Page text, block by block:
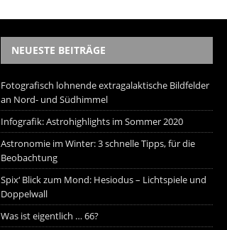
NEUESTE BEITRÄGE
Fotografisch lohnende extragalaktische Bildfelder
an Nord- und Südhimmel
Infografik: Astrohighlights im Sommer 2020
Astronomie im Winter: 3 schnelle Tipps, für die
Beobachtung
Spix‘ Blick zum Mond: Hesiodus – Lichtspiele und
Doppelwall
Was ist eigentlich … 66?